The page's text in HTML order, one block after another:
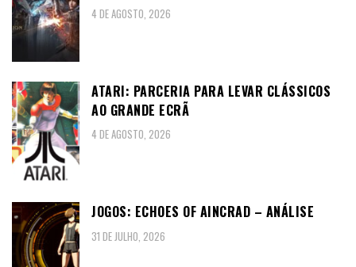
4 DE AGOSTO, 2026
ATARI: PARCERIA PARA LEVAR CLÁSSICOS
AO GRANDE ECRÃ
4 DE AGOSTO, 2026
JOGOS: ECHOES OF AINCRAD – ANÁLISE
31 DE JULHO, 2026